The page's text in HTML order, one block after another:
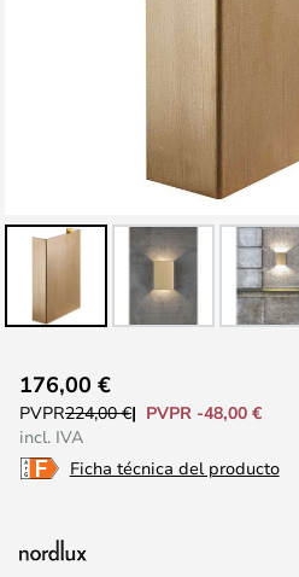
comienzo
de
de
176,00 €
PVPR224,00 €
PVPR -48,00 €
incl. IVA
Ficha técnica del producto